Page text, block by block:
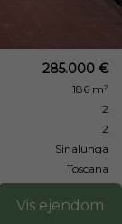
285.000 €
186 m²
2
2
Sinalunga
Toscana
Vis ejendom